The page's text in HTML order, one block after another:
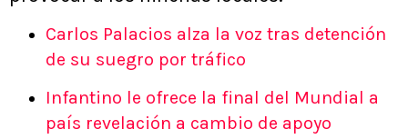
Carlos Palacios alza la voz tras detención
de su suegro por tráfico
Infantino le ofrece la final del Mundial a
país revelación a cambio de apoyo